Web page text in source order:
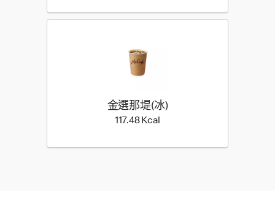
金選那堤(冰)​
117.48 Kcal